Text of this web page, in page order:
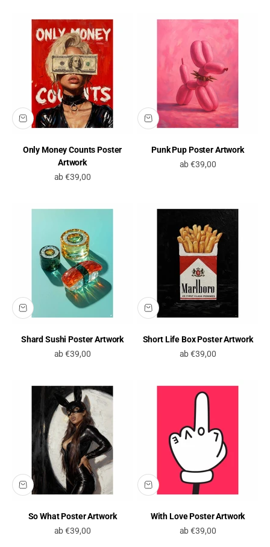
Only Money Counts Poster
Artwork
Angebot
ab €39,00
Punk Pup Poster Artwork
Angebot
ab €39,00
Shard Sushi Poster Artwork
Angebot
ab €39,00
Short Life Box Poster Artwork
Angebot
ab €39,00
So What Poster Artwork
Angebot
ab €39,00
With Love Poster Artwork
Angebot
ab €39,00